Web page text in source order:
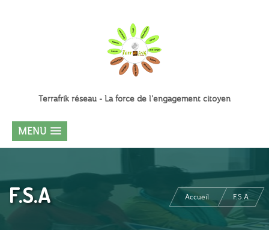
Terrafrik réseau - La force de l'engagement citoyen
MENU
F.S.A Accueil F.S.A